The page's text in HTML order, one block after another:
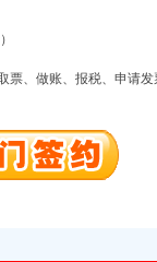
、做账、报税、申请发